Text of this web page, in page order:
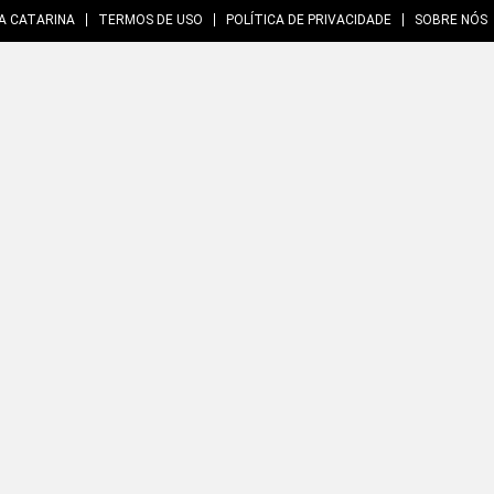
CATARINA TERMOS DE USO POLÍTICA DE PRIVACIDADE SOBRE NÓS